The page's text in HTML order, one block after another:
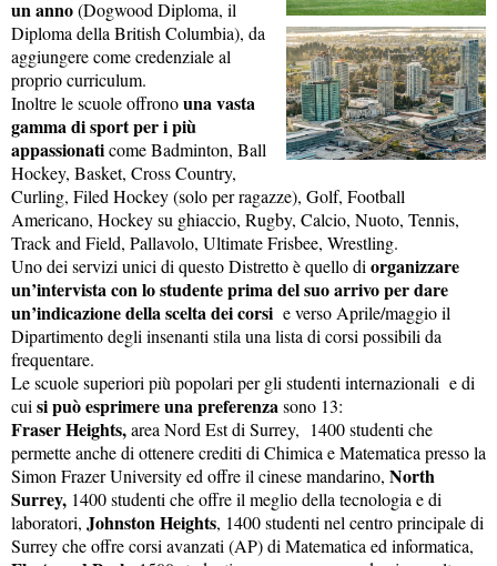
un anno(Dogwood Diploma, il
Diploma della British Columbia), da
aggiungere come credenziale al
proprio curriculum.
Inoltre le scuole offronouna vasta
gamma di sport per i più
appassionaticome Badminton, Ball
Hockey, Basket, Cross Country,
Curling, Filed Hockey (solo per ragazze), Golf, Football
Americano, Hockey su ghiaccio, Rugby, Calcio, Nuoto, Tennis,
Track and Field, Pallavolo, Ultimate Frisbee, Wrestling.
Uno dei servizi unici di questo Distretto è quello di organizzare
un’intervista con lo studente prima del suo arrivo per dare
un’indicazione della scelta dei corsi e verso Aprile/maggio il
Dipartimento degli insenanti stila una lista di corsi possibili da
frequentare.
Le scuole superiori più popolari per gli studenti internazionali e di
cui si può esprimere una preferenzasono 13:
Fraser Heights,area Nord Est di Surrey, 1400 studenti che
permette anche di ottenere crediti di Chimica e Matematica presso la
Simon Frazer University ed offre il cinese mandarino, North
Surrey, 1400 studenti che offre il meglio della tecnologia e di
laboratori, Johnston Heights, 1400 studenti nel centro principale di
Surrey che offre corsi avanzati (AP) di Matematica ed informatica,